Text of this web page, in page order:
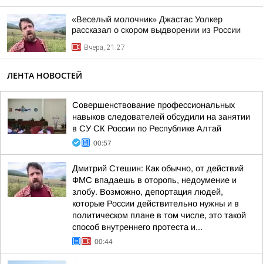
«Веселый молочник» Джастас Уолкер
рассказал о скором выдворении из России
Вчера, 21:27
ЛЕНТА НОВОСТЕЙ
Совершенствование профессиональных
навыков следователей обсудили на занятии
в СУ СК России по Республике Алтай
00:57
Дмитрий Стешин: Как обычно, от действий
ФМС впадаешь в оторопь, недоумение и
злобу. Возможно, депортация людей,
которые России действительно нужны и в
политическом плане в том числе, это такой
способ внутреннего протеста и...
00:44